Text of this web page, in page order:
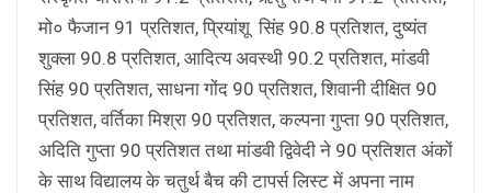
मो० फैजान 91 प्रतिशत, प्रियांशू सिंह 90.8 प्रतिशत, दुष्यंत
शुक्ला 90.8 प्रतिशत, आदित्य अवस्थी 90.2 प्रतिशत, मांडवी
सिंह 90 प्रतिशत, साधना गोंद 90 प्रतिशत, शिवानी दीक्षित 90
प्रतिशत, वर्तिका मिश्रा 90 प्रतिशत, कल्पना गुप्ता 90 प्रतिशत,
अदिति गुप्ता 90 प्रतिशत तथा मांडवी द्विवेदी ने 90 प्रतिशत अंकों
के साथ विद्यालय के चतुर्थ बैच की टापर्स लिस्ट में अपना नाम